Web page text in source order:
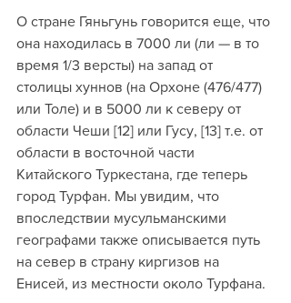
О стране Гяньгунь говорится еще, что
она находилась в 7000 ли (ли — в то
время 1/3 версты) на запад от
столицы хуннов (на Орхоне (476/477)
или Толе) и в 5000 ли к северу от
области Чеши [12] или Гусу, [13] т.е. от
области в восточной части
Китайского Туркестана, где теперь
город Турфан. Мы увидим, что
впоследствии мусульманскими
географами также описывается путь
на север в страну киргизов на
Енисей, из местности около Турфана.